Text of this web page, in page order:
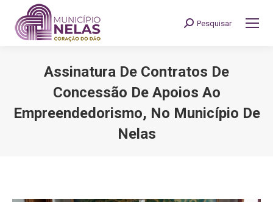
Search:
Pesquisar
Assinatura De Contratos De
Concessão De Apoios Ao
Empreendedorismo, No Município De
Nelas